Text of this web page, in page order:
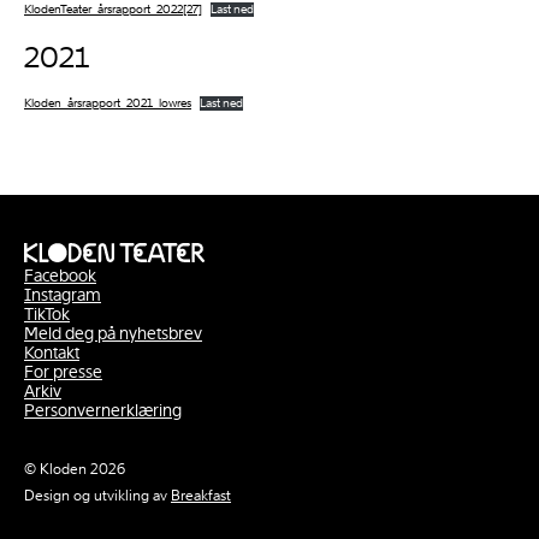
KlodenTeater_årsrapport_2022[27] Last ned
2021
Kloden_årsrapport_2021_lowres Last ned
Facebook
Instagram
TikTok
Meld deg på nyhetsbrev
Kontakt
For presse
Arkiv
Personvernerklæring
© Kloden 2026
Design og utvikling av Breakfast